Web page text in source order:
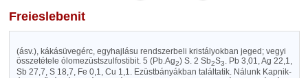
Freieslebenit
(ásv.), kákásüvegérc, egyhajlásu rendszerbeli kristályokban jeged; vegyi
összetétele ólomezüstszulfostibit. 5 (Pb.Ag2) S. 2 Sb2S3. Pb 3,01, Ag 22,1,
Sb 27,7, S 18,7, Fe 0,1, Cu 1,1. Ezüstbányákban találtatik. Nálunk Kapnik-